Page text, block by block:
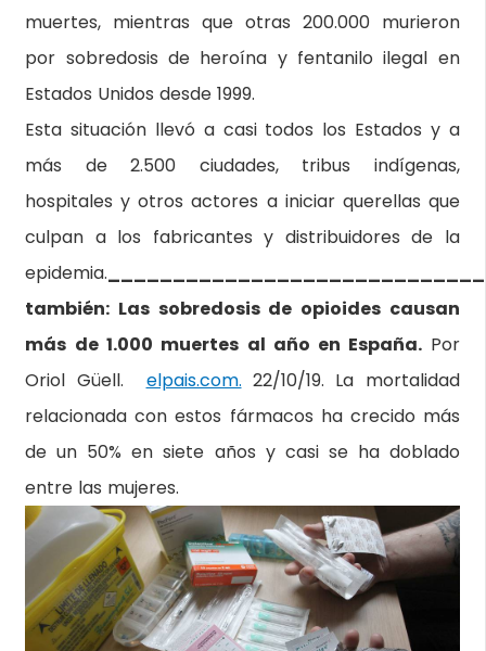
muertes, mientras que otras 200.000 murieron
por sobredosis de heroína y fentanilo ilegal en
Estados Unidos desde 1999.
Esta situación llevó a casi todos los Estados y a
más de 2.500 ciudades, tribus indígenas,
hospitales y otros actores a iniciar querellas que
culpan a los fabricantes y distribuidores de la
epidemia.
también: Las sobredosis de opioides causan
más de 1.000 muertes al año en España. Por
Oriol Güell. elpais.com. 22/10/19. La mortalidad
relacionada con estos fármacos ha crecido más
de un 50% en siete años y casi se ha doblado
entre las mujeres.